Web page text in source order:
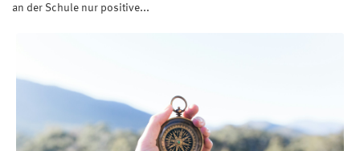
an der Schule nur positive...